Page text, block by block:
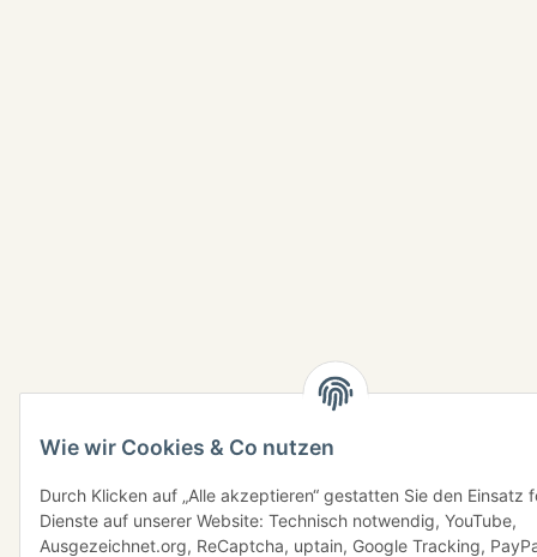
Wie wir Cookies & Co nutzen
Durch Klicken auf „Alle akzeptieren“ gestatten Sie den Einsatz
Dienste auf unserer Website: Technisch notwendig, YouTube,
Ausgezeichnet.org, ReCaptcha, uptain, Google Tracking,